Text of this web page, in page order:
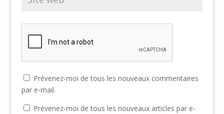
Prévenez-moi de tous les nouveaux commentaires
par e-mail.
Prévenez-moi de tous les nouveaux articles par e-